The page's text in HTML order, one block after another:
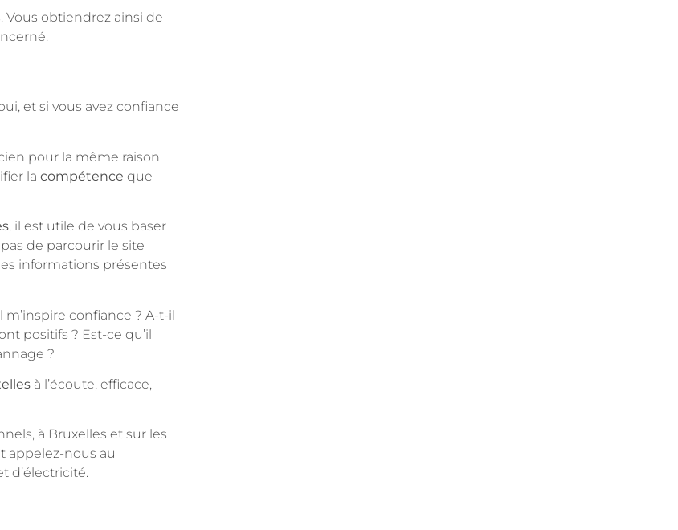
Vous obtiendrez ainsi de
et si vous avez confiance
pour la même raison
la compétence que
, il est utile de vous baser
de parcourir le site
informations présentes
confiance ? A-t-il
positifs ? Est-ce qu’il
?
à l’écoute, efficace,
à Bruxelles et sur les
appelez-nous au
d’électricité.